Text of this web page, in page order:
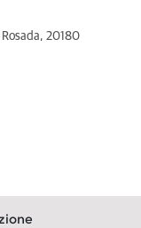
20180